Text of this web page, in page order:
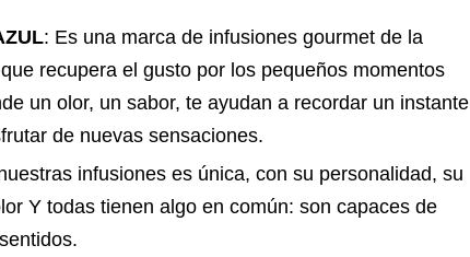
: Es una marca de infusiones gourmet de la
recupera el gusto por los pequeños momentos
un olor, un sabor, te ayudan a recordar un instante
de nuevas sensaciones.
infusiones es única, con su personalidad, su
Y todas tienen algo en común: son capaces de